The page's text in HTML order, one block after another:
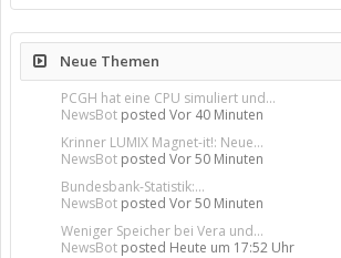
Neue Themen
PCGH hat eine CPU simuliert und...
NewsBot posted Vor 40 Minuten
Krinner LUMIX Magnet-it!: Neue...
NewsBot posted Vor 50 Minuten
Bundesbank-Statistik:...
NewsBot posted Vor 50 Minuten
Weniger Speicher bei Vera und...
NewsBot posted Heute um 17:52 Uhr